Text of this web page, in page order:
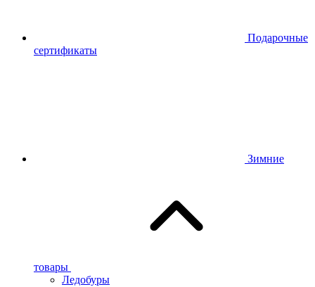
Подарочные
сертификаты
Зимние
товары
Ледобуры